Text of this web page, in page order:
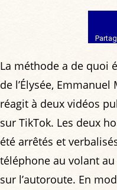
La méthode a de quoi
de l’Élysée,
réagit à deux vidéos
sur TikTok. Les deux
été arrêtés et
téléphone au volant
sur l’autoroute. En